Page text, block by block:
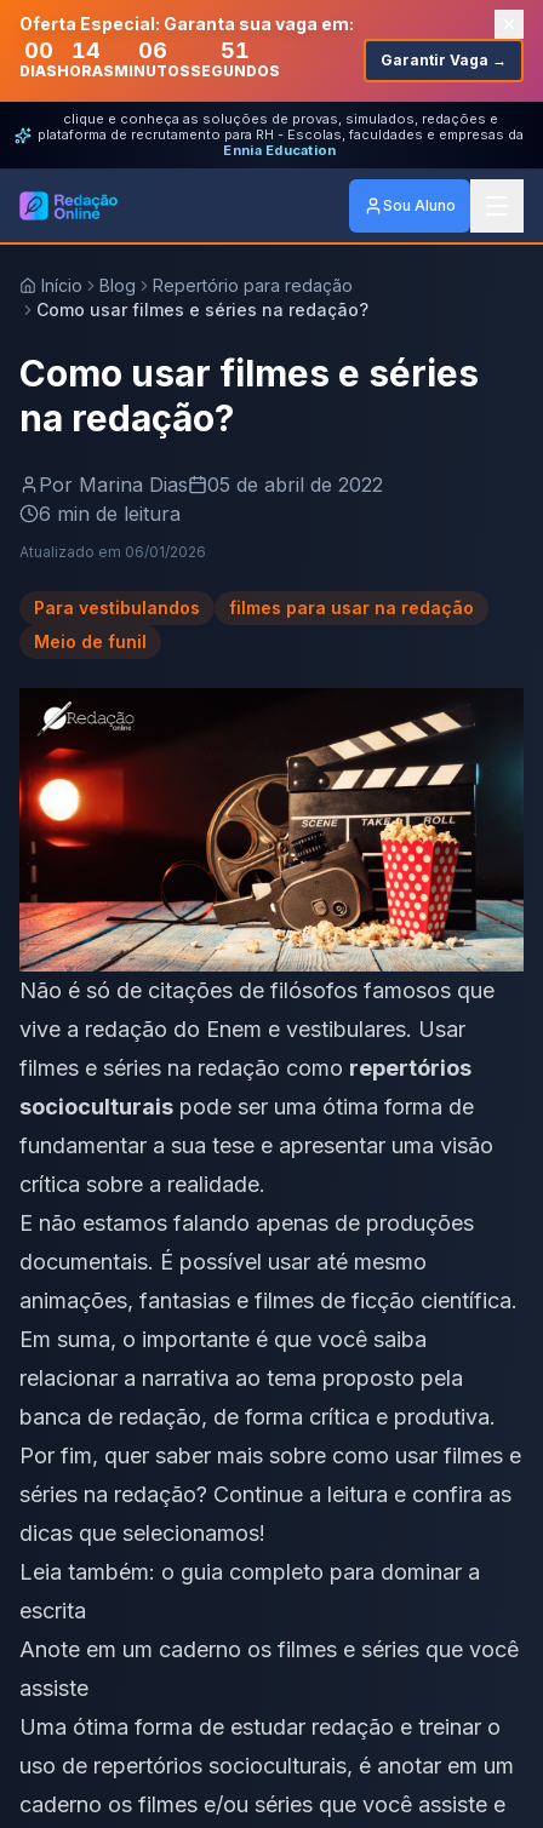
Oferta Especial: Garanta sua vaga em:
00
DIAS
14
HORAS
06
MINUTOS
51
SEGUNDOS
Garantir Vaga →
clique e conheça as soluções de provas, simulados, redações e
plataforma de recrutamento para RH - Escolas, faculdades e empresas da
Ennia Education
Sou Aluno
Início Blog
Repertório para redação
Como usar filmes e séries na redação?
Como usar filmes e séries
na redação?
Por Marina Dias
05 de abril de 2022
6 min de leitura
Atualizado em 06/01/2026
Para vestibulandos
filmes para usar na redação
Meio de funil
Não é só de citações de filósofos famosos que
vive a redação do Enem e vestibulares. Usar
filmes e séries na redação como repertórios
socioculturais pode ser uma ótima forma de
fundamentar a sua tese e apresentar uma visão
crítica sobre a realidade.
E não estamos falando apenas de produções
documentais. É possível usar até mesmo
animações, fantasias e filmes de ficção científica.
Em suma, o importante é que você saiba
relacionar a narrativa ao tema proposto pela
banca de redação, de forma crítica e produtiva.
Por fim, quer saber mais sobre como usar filmes e
séries na redação? Continue a leitura e confira as
dicas que selecionamos!
Leia também: o guia completo para dominar a
escrita
Anote em um caderno os filmes e séries que você
assiste
Uma ótima forma de estudar redação e treinar o
uso de repertórios socioculturais, é anotar em um
caderno os filmes e/ou séries que você assiste e